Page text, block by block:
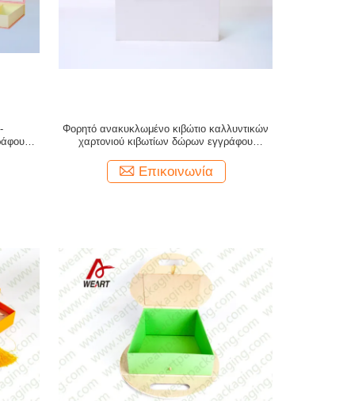
το
Φορητό ανακυκλωμένο κιβώτιο καλλυντικών
χαρτονιού κιβωτίων δώρων εγγράφου
Επικοινωνία